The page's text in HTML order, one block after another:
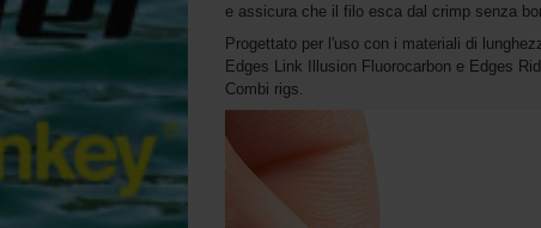
e assicura che il filo esca dal crimp senza
Progettato per l'uso con i materiali di
Edges Link Illusion Fluorocarbon e Edges
Combi rigs.